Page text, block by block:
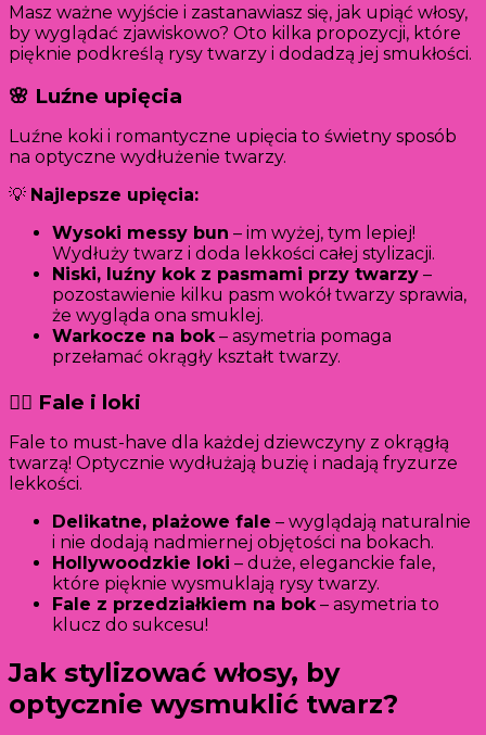
Masz ważne wyjście i zastanawiasz się, jak upiąć włosy,
by wyglądać zjawiskowo? Oto kilka propozycji, które
pięknie podkreślą rysy twarzy i dodadzą jej smukłości.
🌸 Luźne upięcia
Luźne koki i romantyczne upięcia to świetny sposób
na optyczne wydłużenie twarzy.
💡 Najlepsze upięcia:
Wysoki messy bun – im wyżej, tym lepiej!
Wydłuży twarz i doda lekkości całej stylizacji.
Niski, luźny kok z pasmami przy twarzy –
pozostawienie kilku pasm wokół twarzy sprawia,
że wygląda ona smuklej.
Warkocze na bok– asymetria pomaga
przełamać okrągły kształt twarzy.
💁‍♀️ Fale i loki
Fale to must-have dla każdej dziewczyny z okrągłą
twarzą! Optycznie wydłużają buzię i nadają fryzurze
lekkości.
Delikatne, plażowe fale – wyglądają naturalnie
i nie dodają nadmiernej objętości na bokach.
Hollywoodzkie loki – duże, eleganckie fale,
które pięknie wysmuklają rysy twarzy.
Fale z przedziałkiem na bok– asymetria to
klucz do sukcesu!
Jak stylizować włosy, by
optycznie wysmuklić twarz?